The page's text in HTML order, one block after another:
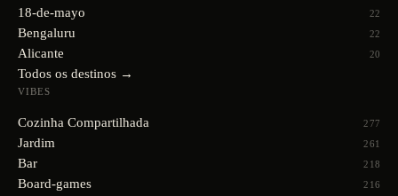
18-de-mayo 22
Bengaluru 22
Alicante 20
Todos os destinos →
VIBES
Cozinha Compartilhada 277
Jardim 261
Bar 218
Board-games 216